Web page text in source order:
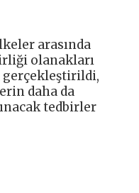
arasında
olanakları
gerçekleştirildi,
daha da
tedbirler